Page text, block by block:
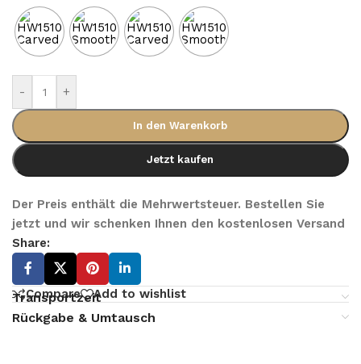
- +
In den Warenkorb
Jetzt kaufen
Der Preis enthält die Mehrwertsteuer. Bestellen Sie
jetzt und wir schenken Ihnen den kostenlosen Versand
Share:
Compare Add to wishlist
Transportzeit
Rückgabe & Umtausch